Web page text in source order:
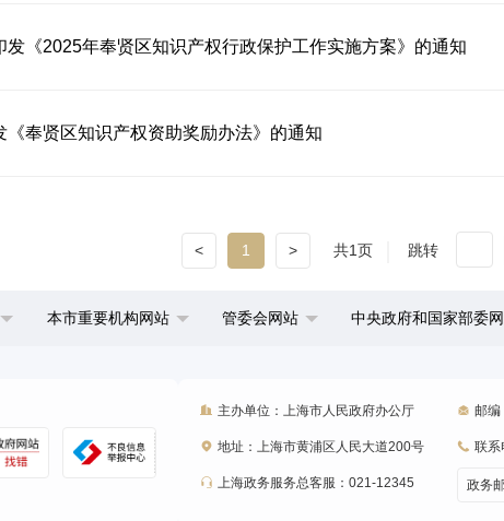
发《2025年奉贤区知识产权行政保护工作实施方案》的通知
《奉贤区知识产权资助奖励办法》的通知
< 1 > 共1页 跳转
本市重要机构网站 管委会网站 中央政府和国家部委
主办单位：上海市人民政府办公厅
地址：上海市黄浦区人民大道200号
上海政务服务总客服：021-12345
邮编
联系
政务